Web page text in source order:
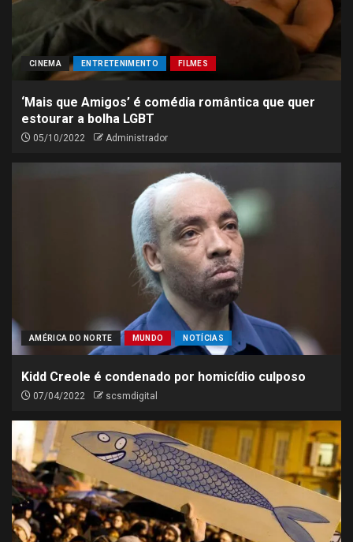
CINEMA ENTRETENIMENTO FILMES
‘Mais que Amigos’ é comédia romântica que quer
estourar a bolha LGBT
05/10/2022 Administrador
AMÉRICA DO NORTE MUNDO NOTÍCIAS
Kidd Creole é condenado por homicídio culposo
07/04/2022 scsmdigital